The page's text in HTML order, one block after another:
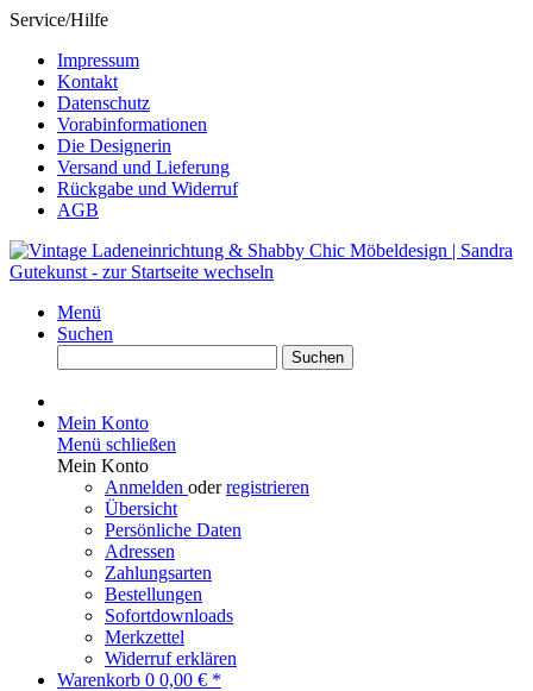
Service/Hilfe
Impressum
Kontakt
Datenschutz
Vorabinformationen
Die Designerin
Versand und Lieferung
Rückgabe und Widerruf
AGB
Menü
Suchen
Suchen
Mein Konto
Menü schließen
Mein Konto
Anmelden oderregistrieren
Übersicht
Persönliche Daten
Adressen
Zahlungsarten
Bestellungen
Sofortdownloads
Merkzettel
Widerruf erklären
Warenkorb 0 0,00 € *